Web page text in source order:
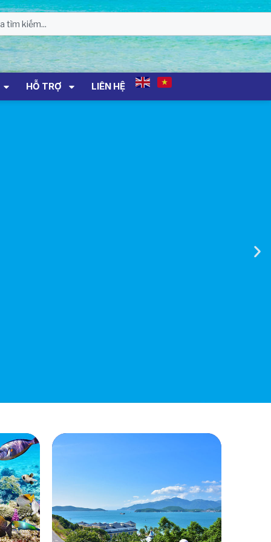
HỖ TRỢ LIÊN HỆ
01 Biển Số KH-0834
Lựa Chọn Đơn Vị Tổ Chức Đấu Giá Tài
Sản Đối Với Ca Nô 200CV VNT 02 Biển
Số KH-0387
THÔNG BÁO Số 659/TB-VNT Năm
2026 V/v Đính Chính Thông Báo Số
Các Yếu Tố Để Ước Tính Tổng Doanh
Xác Định Giá Đất Theo Phương Pháp
THÔNG BÁO Số 707/TB-VNT: Kết Quả
Lựa Chọn Đơn Vị Tổ Chức Đấu Giá Tài
Sản Đối Với Mô Tô Nước Cứu Hộ VNT
01 Biển Số KH-0834